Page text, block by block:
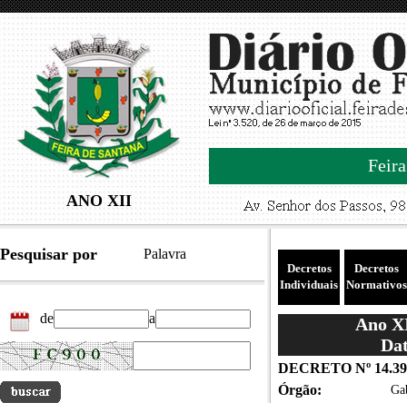
ANO XII
Pesquisar por Palavra
de a
Decretos
Individuais
Decretos
Normativos
Ano
DECRETO Nº
Órgão: